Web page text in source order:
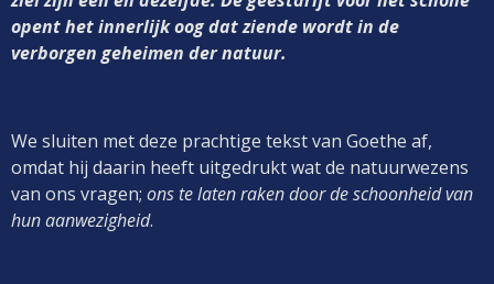
opent het innerlijk oog dat ziende wordt in de
verborgen geheimen der natuur.
We sluiten met deze prachtige tekst van Goethe af,
omdat hij daarin heeft uitgedrukt wat de natuurwezens
van ons vragen; ons te laten raken door de schoonheid van
hun aanwezigheid.